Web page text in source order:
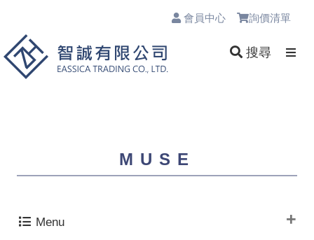
會員中心 詢價清單
搜尋
MUSE
Menu